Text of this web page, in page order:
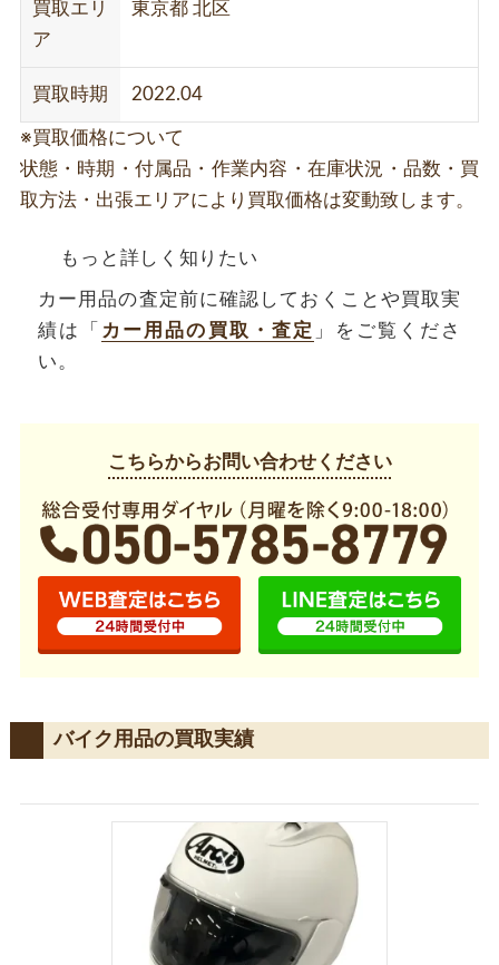
買取エリ
ア
東京都 北区
買取時期 2022.04
※買取価格について
状態・時期・付属品・作業内容・在庫状況・品数・買
取方法・出張エリアにより買取価格は変動致します。
もっと詳しく知りたい
カー用品の査定前に確認しておくことや買取実
績は「 カー用品の買取・査定 」をご覧くださ
い。
こちらからお問い合わせください
バイク用品の買取実績